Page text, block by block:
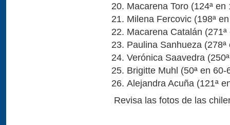
Macarena Toro (124ª
Milena Fercovic (198ª
Macarena Catalán
Paulina Sanhueza
Verónica Saavedra
Brigitte Muhl (50ª en 60-
Alejandra Acuña (121ª
Revisa las fotos de las